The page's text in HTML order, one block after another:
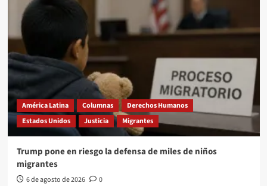
América Latina Columnas
Derechos Humanos
Estados Unidos
Justicia Migrantes
Trump pone en riesgo la defensa de miles de niños
migrantes
6 de agosto de 2026 0